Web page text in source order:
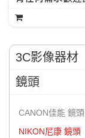
3C影像器材
鏡頭
CANON佳能 鏡頭
NIKON尼康 鏡頭